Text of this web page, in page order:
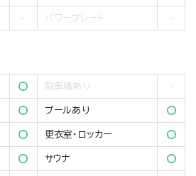
パワープレート
駐車場あり
プールあり
更衣室・ロッカー
サウナ